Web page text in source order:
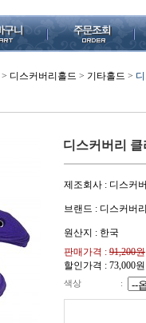
> 디스커버리홀드 > 기타홀드 >
디스커버리 클
제조회사 : 디스커
브랜드 : 디스커버리
원산지 : 한국
판매가격 : 91,200원
할인가격 : 73,000원
색상 :